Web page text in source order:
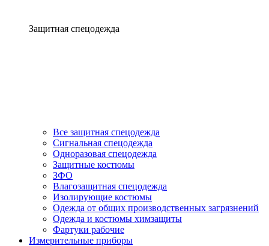
Защитная спецодежда
Все защитная спецодежда
Сигнальная спецодежда
Одноразовая спецодежда
Защитные костюмы
ЗФО
Влагозащитная спецодежда
Изолирующие костюмы
Одежда от общих производственных загрязнений
Одежда и костюмы химзащиты
Фартуки рабочие
Измерительные приборы